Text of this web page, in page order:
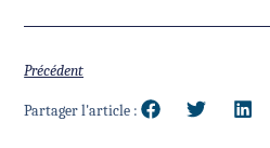
Précédent
Partager l'article :